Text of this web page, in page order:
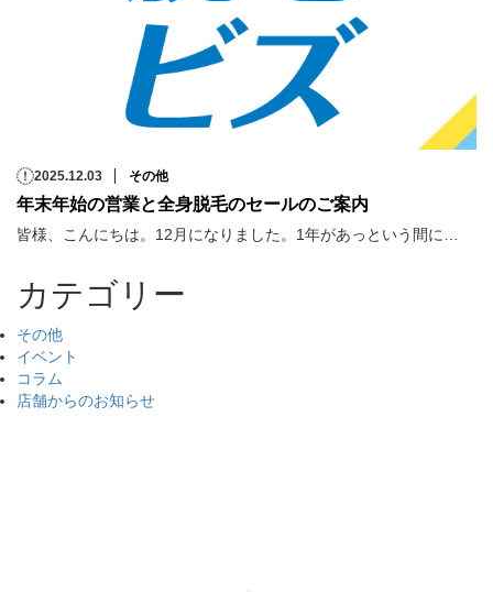
2025.12.03 その他
年末年始の営業と全身脱毛のセールのご案内
皆様、こんにちは。12月になりました。1年があっという間に…
カテゴリー
その他
イベント
コラム
店舗からのお知らせ